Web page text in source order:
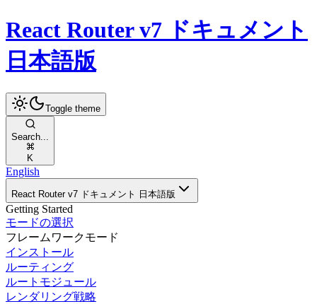
React Router v7 ドキュメント
日本語版
Toggle theme
Search...
K
English
React Router v7 ドキュメント 日本語版
Getting Started
モードの選択
フレームワークモード
インストール
ルーティング
ルートモジュール
レンダリング戦略